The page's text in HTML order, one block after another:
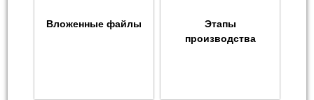
Вложенные файлы
Этапы
производства